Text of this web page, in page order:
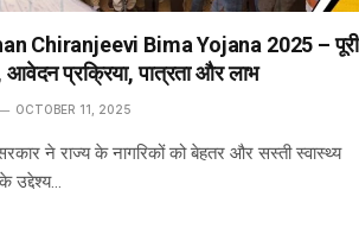
Chiranjeevi Bima Yojana 2025 – पूरी
आवेदन प्रक्रिया, पात्रता और लाभ
OCTOBER 11, 2025
ने राज्य के नागरिकों को बेहतर और सस्ती स्वास्थ्य
उद्देश्य…